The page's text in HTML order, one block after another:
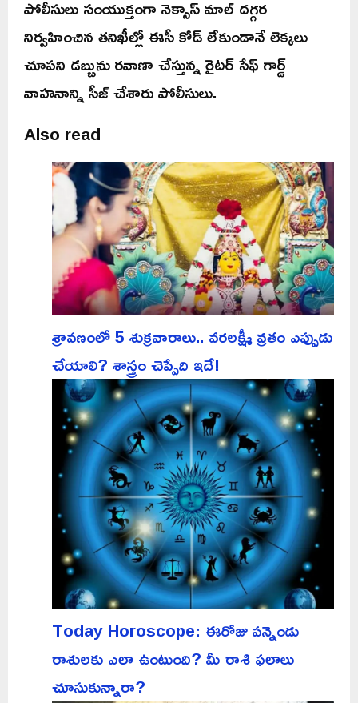
పోలీసులు సంయుక్తంగా నెక్సాస్ మాల్ దగ్గర
నిర్వహించిన తనిఖీల్లో ఈసీ కోడ్ లేకుండానే లెక్కలు
చూపని డబ్బును రవాణా చేస్తున్న రైటర్ సేఫ్ గార్డ్
వాహనాన్ని సీజ్ చేశారు పోలీసులు.
Also read
శ్రావణంలో 5 శుక్రవారాలు.. వరలక్ష్మీ వ్రతం ఎప్పుడు
చేయాలి? శాస్త్రం చెప్పేది ఇదే!
Today Horoscope: ఈరోజు పన్నెండు
రాశులకు ఎలా ఉంటుంది? మీ రాశి ఫలాలు
చూసుకున్నారా?